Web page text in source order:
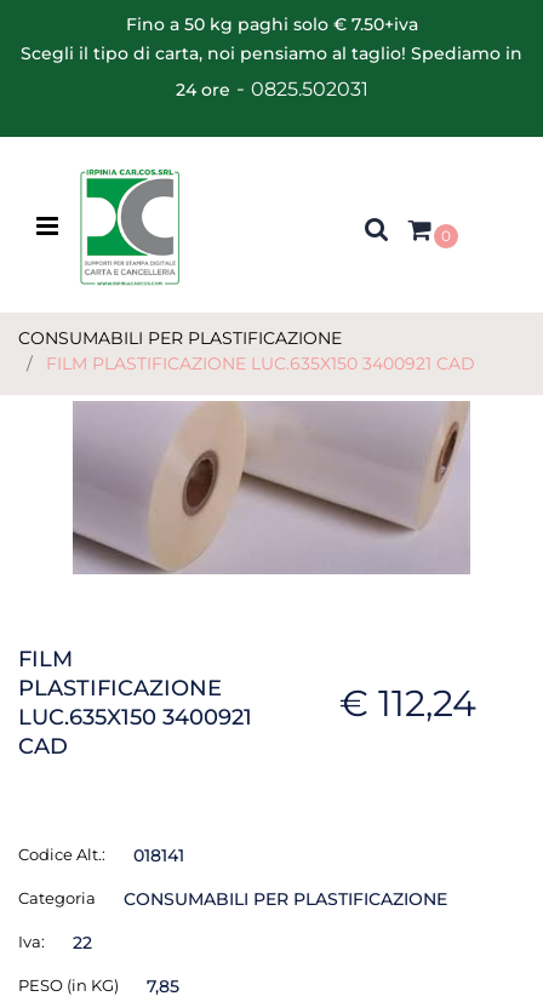
Fino a 50 kg paghi solo € 7.50+iva
Scegli il tipo di carta, noi pensiamo al taglio! Spediamo in
24 ore - 0825.502031
Open menu
0
CONSUMABILI PER PLASTIFICAZIONE
FILM PLASTIFICAZIONE LUC.635X150 3400921 CAD
FILM
PLASTIFICAZIONE
LUC.635X150 3400921
CAD
€ 112,24
Codice Alt.: 018141
Categoria CONSUMABILI PER PLASTIFICAZIONE
Iva: 22
PESO (in KG) 7,85